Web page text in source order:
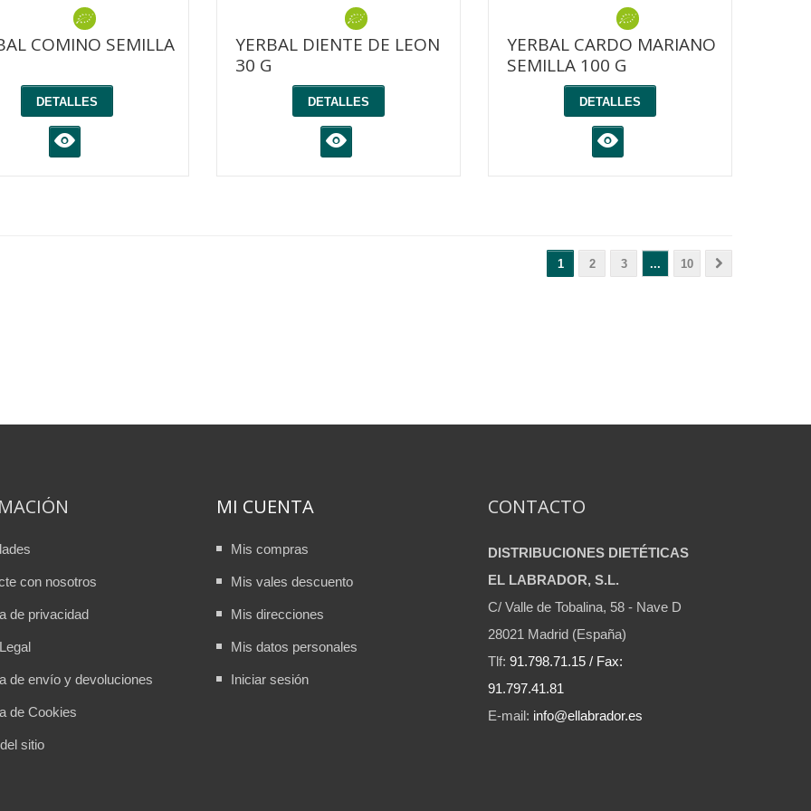
COMINO SEMILLA
DETALLES
K
YERBAL DIENTE DE LEON
30 G
DETALLES
K
YERBAL CARDO MARIANO
SEMILLA 100 G
DETALLES
K
1 2 3 ... 10
con nosotros
de privacidad
de envío y devoluciones
de Cookies
sitio
MI CUENTA
Mis compras
Mis vales descuento
Mis direcciones
Mis datos personales
Iniciar sesión
CONTACTO
DISTRIBUCIONES DIETÉTICAS
EL LABRADOR, S.L.
C/ Valle de Tobalina, 58 - Nave D
28021 Madrid (España)
Tlf: 91.798.71.15 / Fax:
91.797.41.81
E-mail: info@ellabrador.es